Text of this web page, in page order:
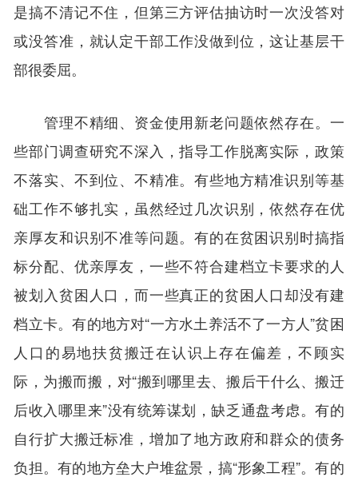
是搞不清记不住，但第三方评估抽访时一次没答对
或没答准，就认定干部工作没做到位，这让基层干
部很委屈。
管理不精细、资金使用新老问题依然存在。一
些部门调查研究不深入，指导工作脱离实际，政策
不落实、不到位、不精准。有些地方精准识别等基
础工作不够扎实，虽然经过几次识别，依然存在优
亲厚友和识别不准等问题。有的在贫困识别时搞指
标分配、优亲厚友，一些不符合建档立卡要求的人
被划入贫困人口，而一些真正的贫困人口却没有建
档立卡。有的地方对“一方水土养活不了一方人”贫困
人口的易地扶贫搬迁在认识上存在偏差，不顾实
际，为搬而搬，对“搬到哪里去、搬后干什么、搬迁
后收入哪里来”没有统筹谋划，缺乏通盘考虑。有的
自行扩大搬迁标准，增加了地方政府和群众的债务
负担。有的地方垒大户堆盆景，搞“形象工程”。有的